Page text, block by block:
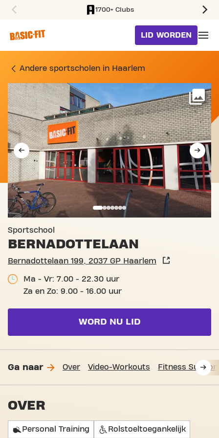
1700+ Clubs
LID WORDEN
SPORTSCHOOL
Andere sportscholen in Haarlem
Sportschool
BERNADOTTELAAN
Bernadottelaan 199, 2037 GP Haarlem
Ma - Vr: 7.00 - 22.30 uur
Za en Zo: 9.00 - 16.00 uur
WORD NU LID
Ga naar Over Video-Workouts Fitness
OVER
Personal Training Rolstoeltoegankelijk